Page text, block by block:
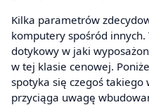
Kilka parametrów
komputery spośród innych.
dotykowy w jaki
w tej klasie cenowej.
spotyka się czegoś
przyciąga uwagę